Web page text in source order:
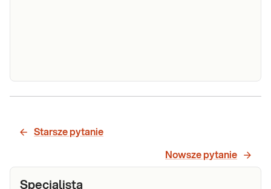
Kariotyp z
krwi
chromosomów, mająca zastosowanie w
przed IVF, jak również w diagnostyce wad
Starsze pytanie
Nowsze pytanie
Specjalista